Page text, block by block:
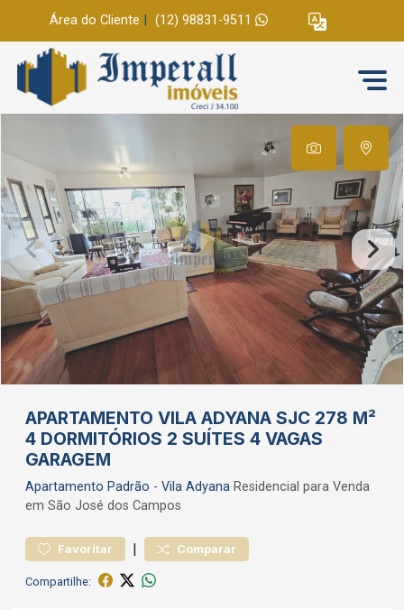
Área do Cliente (12) 98831-9511
APARTAMENTO VILA ADYANA SJC 278 M²
4 DORMITÓRIOS 2 SUÍTES 4 VAGAS
GARAGEM
Apartamento Padrão - Vila Adyana Residencial para Venda
em São José dos Campos
Favoritar | Comparar
Compartilhe: